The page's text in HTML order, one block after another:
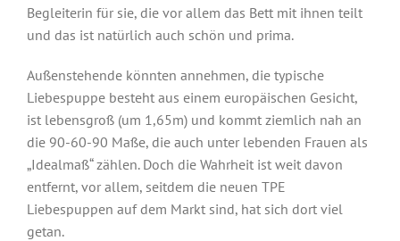
Begleiterin für sie, die vor allem das Bett mit ihnen teilt
und das ist natürlich auch schön und prima.
Außenstehende könnten annehmen, die typische
Liebespuppe besteht aus einem europäischen Gesicht,
ist lebensgroß (um 1,65m) und kommt ziemlich nah an
die 90-60-90 Maße, die auch unter lebenden Frauen als
„Idealmaß“ zählen. Doch die Wahrheit ist weit davon
entfernt, vor allem, seitdem die neuen TPE
Liebespuppen auf dem Markt sind, hat sich dort viel
getan.